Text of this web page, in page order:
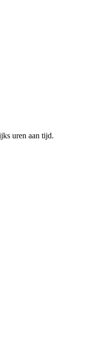
uren aan tijd.